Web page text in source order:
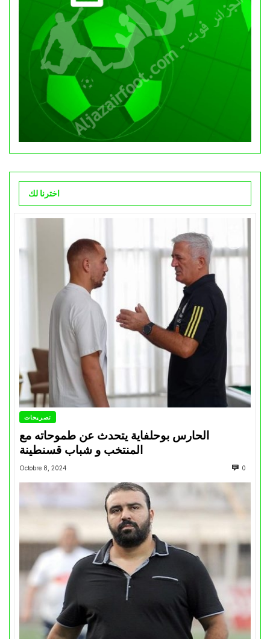
اخترنا لك
تصريحات
الحارس بوحلفاية يتحدث عن طموحاته مع
المنتخب و شباب قسنطينة
Octobre 8, 2024 0